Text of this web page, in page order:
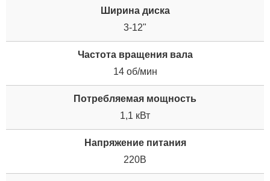
Ширина диска
3-12"
Частота вращения вала
14 об/мин
Потребляемая мощность
1,1 кВт
Напряжение питания
220В